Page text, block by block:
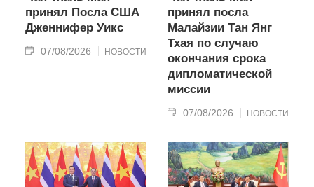
принял Посла США
Дженнифер Уикс
07/08/2026 НОВОСТИ
принял посла
Малайзии Тан Янг
Тхая по случаю
окончания срока
дипломатической
миссии
07/08/2026 НОВОСТИ